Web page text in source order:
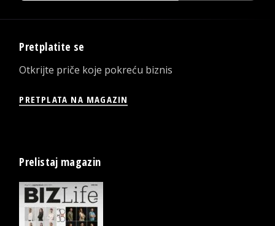
Pretplatite se
Otkrijte priče koje pokreću biznis
PRETPLATA NA MAGAZIN
Prelistaj magazin